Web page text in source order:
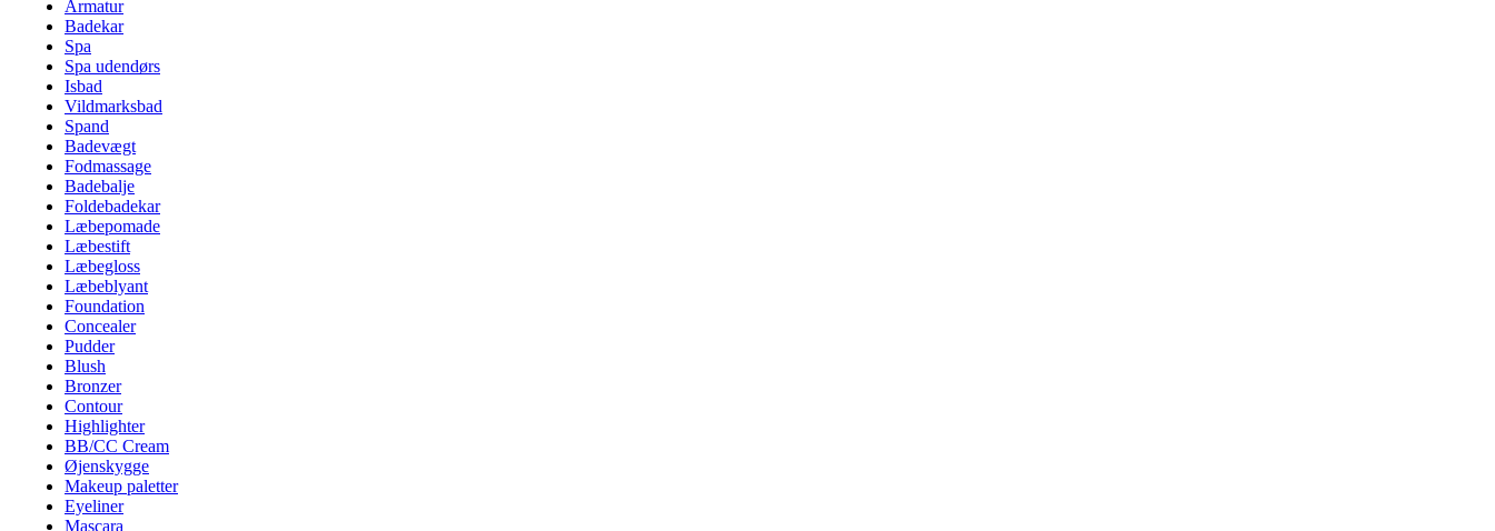
Armatur
Badekar
Spa
Spa udendørs
Isbad
Vildmarksbad
Spand
Badevægt
Fodmassage
Badebalje
Foldebadekar
Læbepomade
Læbestift
Læbegloss
Læbeblyant
Foundation
Concealer
Pudder
Blush
Bronzer
Contour
Highlighter
BB/CC Cream
Øjenskygge
Makeup paletter
Eyeliner
Mascara